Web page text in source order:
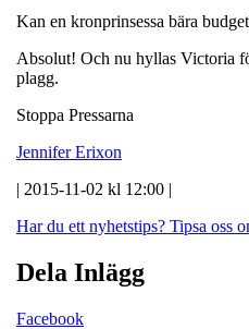
Kan en kronprinsessa bära
Absolut! Och nu hyllas Victoria
plagg.
Stoppa Pressarna
Jennifer Erixon
| 2015-11-02 kl 12:00 |
Har du ett nyhetstips? Tipsa oss
Dela Inlägg
Facebook